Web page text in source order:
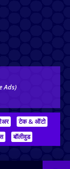
Ads)
टेक & ऑटो
बॉलीवुड